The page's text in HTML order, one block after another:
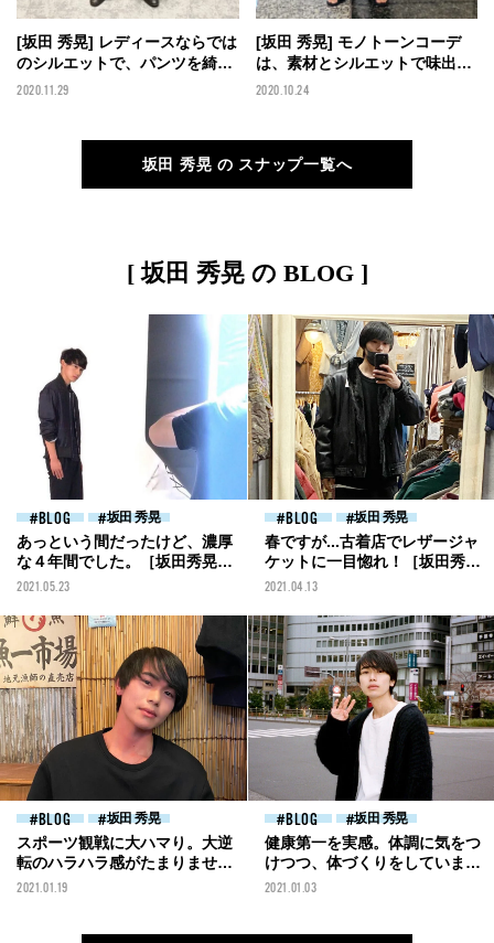
[坂田 秀晃] レディースならでは
のシルエットで、パンツを綺麗
に履きこなす！
2020.11.29
[坂田 秀晃] モノトーンコーデ
は、素材とシルエットで味出
し！
2020.10.24
坂田 秀晃 の スナップ一覧へ
[ 坂田 秀晃 の BLOG ]
BLOG 坂田 秀晃
あっという間だったけど、濃厚
な４年間でした。［坂田秀晃ブ
ログ］
2021.05.23
BLOG 坂田 秀晃
春ですが...古着店でレザージャ
ケットに一目惚れ！［坂田秀晃
ブログ］
2021.04.13
BLOG 坂田 秀晃
スポーツ観戦に大ハマり。大逆
転のハラハラ感がたまりませ
ん！［坂田秀晃ブログ］
2021.01.19
BLOG 坂田 秀晃
健康第一を実感。体調に気をつ
けつつ、体づくりをしていま
す！[坂田秀晃ブログ]
2021.01.03